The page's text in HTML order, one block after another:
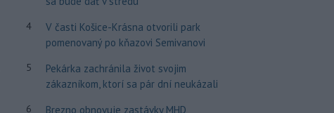
4
V časti Košice-Krásna otvorili park
pomenovaný po kňazovi Semivanovi
5
Pekárka zachránila život svojim
zákazníkom, ktorí sa pár dní neukázali
6 Brezno obnovuje zastávky MHD